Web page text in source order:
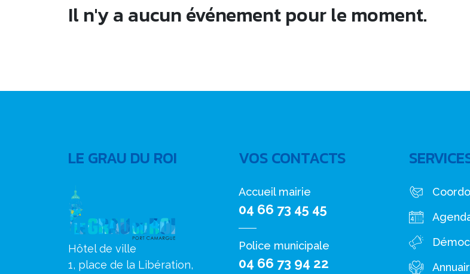
Il n'y a aucun événement pour le moment.
LE GRAU DU ROI
Hôtel de ville
1, place de la Libération,
VOS CONTACTS
Accueil mairie
04 66 73 45 45
Police municipale
04 66 73 94 22